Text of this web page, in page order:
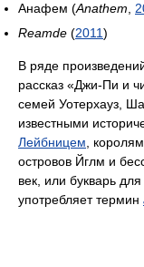
Анафем (Anathem
Reamde (2011)
В ряде
рассказ «Джи-Пи и
семей Уотерхауз,
известными
Лейбницем ,
островов Йглм и
век, или букварь
употребляет термин